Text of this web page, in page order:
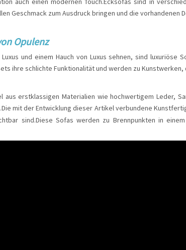
Geschmack zum Ausdruck bringen und die vorhandenen
Opulenz
und einem Hauch von Luxus sehnen, sind
ihre schlichte Funktionalität und werden zu
aus erstklassigen Materialien wie hochwertigem Leder,
mit der Entwicklung dieser Artikel verbundene
sind.Diese Sofas werden zu Brennpunkten in